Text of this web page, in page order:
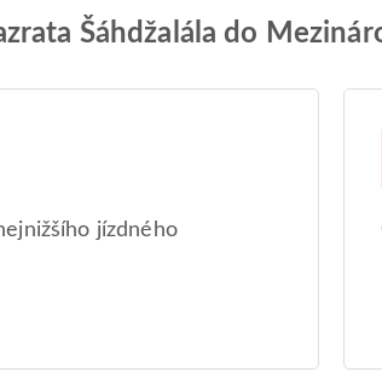
Šáhdžalála do
jízdného